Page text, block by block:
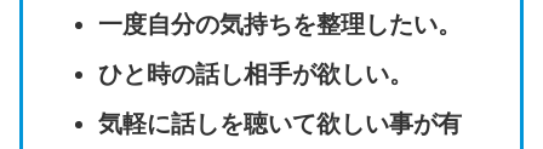
一度自分の気持ちを整理したい。
ひと時の話し相手が欲しい。
気軽に話しを聴いて欲しい事が有